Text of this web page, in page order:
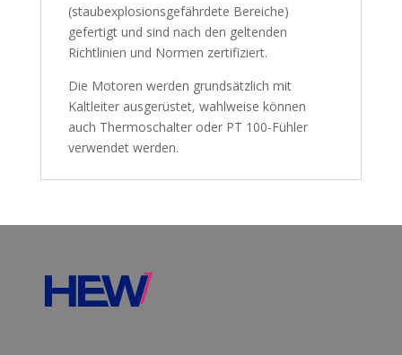
(staubexplosionsgefährdete Bereiche)
gefertigt und sind nach den geltenden
Richtlinien und Normen zertifiziert.
Die Motoren werden grundsätzlich mit
Kaltleiter ausgerüstet, wahlweise können
auch Thermoschalter oder PT 100-Fühler
verwendet werden.